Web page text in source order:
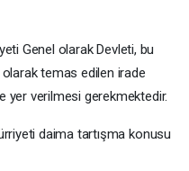
Genel olarak Devleti, bu
temas edilen irade
yer verilmesi gerekmektedir.
daima tartışma konusu